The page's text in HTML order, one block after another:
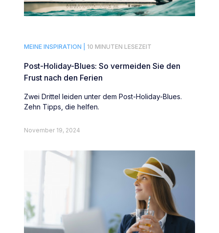
MEINE INSPIRATION | 10 MINUTEN LESEZEIT
Post-Holiday-Blues: So vermeiden Sie den
Frust nach den Ferien
Zwei Drittel leiden unter dem Post-Holiday-Blues.
Zehn Tipps, die helfen.
November 19, 2024